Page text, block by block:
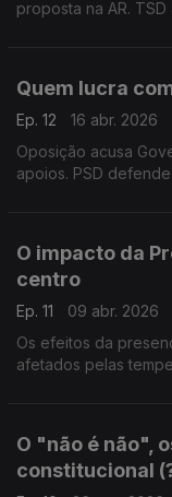
proposta na AR.
Quem lucra
Ep. 12
16 abr. 2026
Oposição acusa
apoios. PSD
O impacto da
centro
Ep. 11
09 abr. 2026
Os efeitos da
afetados pelas
O "não é não",
constitucional